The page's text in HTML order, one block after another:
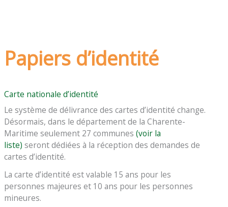
Papiers d’identité
Carte nationale d’identité
Le système de délivrance des cartes d’identité change.
Désormais, dans le département de la Charente-
Maritime seulement 27 communes(voir la
liste) seront dédiées à la réception des demandes de
cartes d’identité.
La carte d’identité est valable 15 ans pour les
personnes majeures et 10 ans pour les personnes
mineures.